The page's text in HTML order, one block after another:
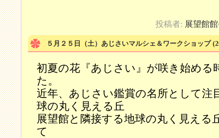
投稿者: 展望館
５月２５日（土）あじさいマルシェ＆ワークショップ
初夏の花『あじさい』が咲き始める
た。
近年、あじさい鑑賞の名所として注
球の丸く見える丘
展望館と隣接する地球の丸く見える
て